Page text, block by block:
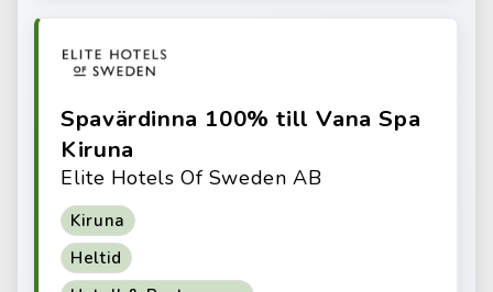
Spavärdinna 100% till Vana Spa
Kiruna
Elite Hotels Of Sweden AB
Kiruna
Heltid